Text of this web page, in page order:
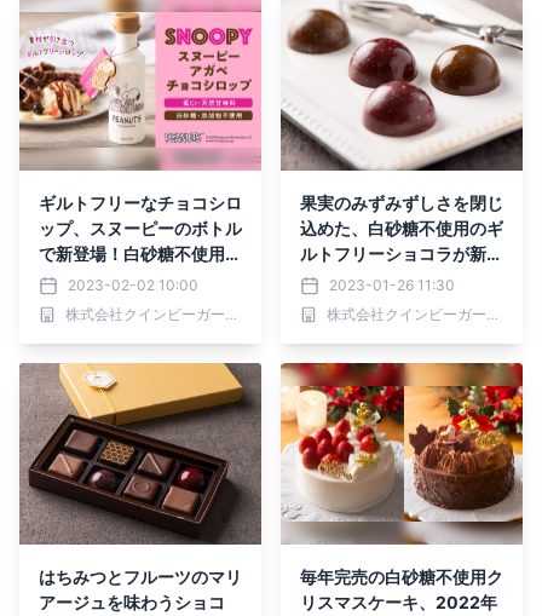
ギルトフリーなチョコシロ
ップ、スヌーピーのボトル
で新登場！白砂糖不使用、
低GIアガベシロップ仕立
てで素材の味が引き立つ
2023-02-02 10:00
株式会社クインビーガーデン
果実のみずみずしさを閉じ
込めた、白砂糖不使用のギ
ルトフリーショコラが新登
場！低GIアガベシロップ
仕立て【自然派スイーツシ
ョップQBGレディベア】
2023-01-26 11:30
株式会社クインビーガーデン
はちみつとフルーツのマリ
アージュを味わうショコ
毎年完売の白砂糖不使用ク
リスマスケーキ、2022年